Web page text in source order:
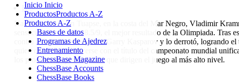
Inicio Inicio
ProductosProductos A-Z
Productos A-Z
Bases de datos
Programas de Ajedrez
Entrenamiento
ChessBase Magazine
ChessBase Accounts
ChessBase Books
Bio
Nacido en 1975 en Tuapse, en la costa del Mar Negro, Vladimir
sensacional marcador 8.5/9, el mejor resultado de la Olimpiada.
contra la leyenda del ajedrez Garry Kasparov y lo derrotó, logrando
quien derrotó para hacerse con el título del campeonato mundial
los procesos de pensamiento que dirigen el juego al más alto nivel.